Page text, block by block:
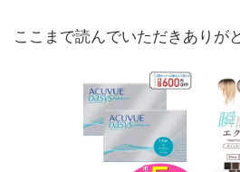
ここまで読んでいただきありが